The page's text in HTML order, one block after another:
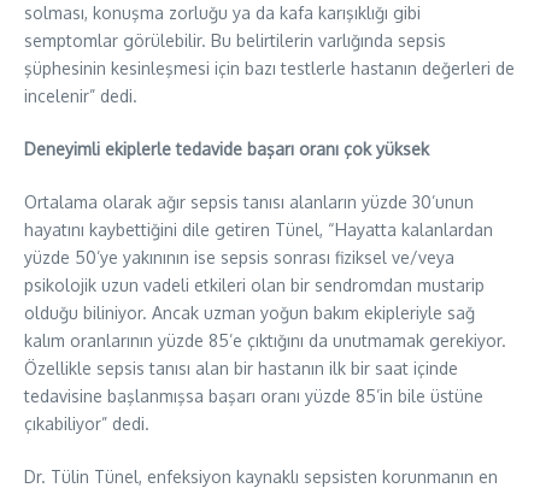
solması, konuşma zorluğu ya da kafa karışıklığı gibi
semptomlar görülebilir. Bu belirtilerin varlığında sepsis
şüphesinin kesinleşmesi için bazı testlerle hastanın değerleri de
incelenir” dedi.
Deneyimli ekiplerle tedavide başarı oranı çok yüksek
Ortalama olarak ağır sepsis tanısı alanların yüzde 30’unun
hayatını kaybettiğini dile getiren Tünel, “Hayatta kalanlardan
yüzde 50’ye yakınının ise sepsis sonrası fiziksel ve/veya
psikolojik uzun vadeli etkileri olan bir sendromdan mustarip
olduğu biliniyor. Ancak uzman yoğun bakım ekipleriyle sağ
kalım oranlarının yüzde 85’e çıktığını da unutmamak gerekiyor.
Özellikle sepsis tanısı alan bir hastanın ilk bir saat içinde
tedavisine başlanmışsa başarı oranı yüzde 85’in bile üstüne
çıkabiliyor” dedi.
Dr. Tülin Tünel, enfeksiyon kaynaklı sepsisten korunmanın en